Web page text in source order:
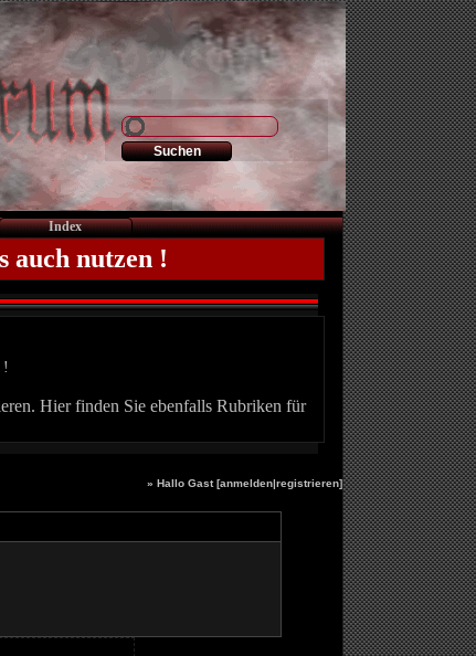
Index
auch nutzen !
!
Hier finden Sie ebenfalls Rubriken für
» Hallo Gast [anmelden|registrieren]